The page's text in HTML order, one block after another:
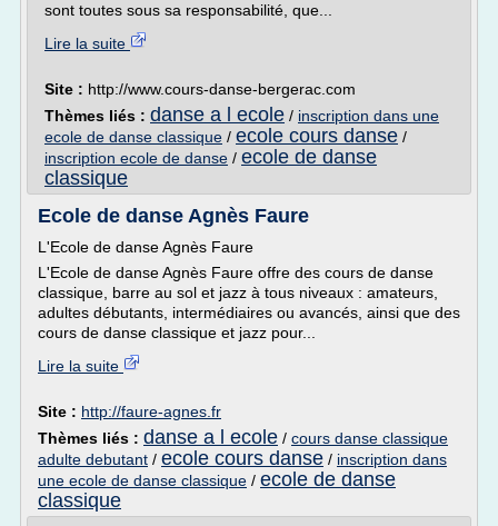
sont toutes sous sa responsabilité, que...
Lire la suite
Site : http://www.cours-danse-bergerac.com
Thèmes liés : danse a l ecole / inscription dans une
ecole de danse classique / ecole cours danse /
inscription ecole de danse / ecole de danse
classique
Ecole de danse Agnès Faure
L'Ecole de danse Agnès Faure
L'Ecole de danse Agnès Faure offre des cours de danse
classique, barre au sol et jazz à tous niveaux : amateurs,
adultes débutants, intermédiaires ou avancés, ainsi que des
cours de danse classique et jazz pour...
Lire la suite
Site : http://faure-agnes.fr
Thèmes liés : danse a l ecole / cours danse classique
adulte debutant / ecole cours danse / inscription dans
une ecole de danse classique / ecole de danse
classique